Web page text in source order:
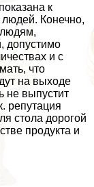
к
Конечно,
людям,
допустимо
и с
что
на выходе
не выпустит
репутация
стола дорогой
продукта и